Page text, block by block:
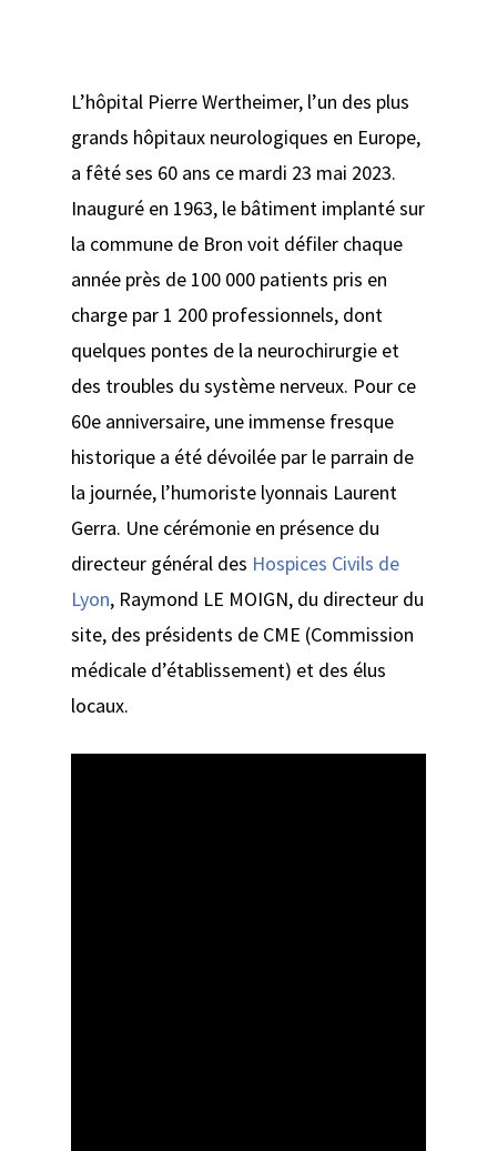
L’hôpital Pierre Wertheimer, l’un des plus
grands hôpitaux neurologiques en Europe,
a fêté ses 60 ans ce mardi 23 mai 2023.
Inauguré en 1963, le bâtiment implanté sur
la commune de Bron voit défiler chaque
année près de 100 000 patients pris en
charge par 1 200 professionnels, dont
quelques pontes de la neurochirurgie et
des troubles du système nerveux. Pour ce
60e anniversaire, une immense fresque
historique a été dévoilée par le parrain de
la journée, l’humoriste lyonnais Laurent
Gerra. Une cérémonie en présence du
directeur général des Hospices Civils de
Lyon, Raymond LE MOIGN, du directeur du
site, des présidents de CME (Commission
médicale d’établissement) et des élus
locaux.